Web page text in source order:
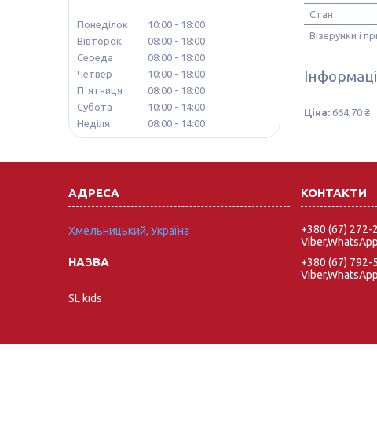
Стан
Візерунки і
Ціна: 664,70 ₴
Понеділок 10:00
18:00
Вівторок
08:00
18:00
Середа
08:00
18:00
Четвер
10:00
18:00
Пʼятниця
08:00
18:00
Субота
10:00
14:00
Неділя
08:00 14:00
Хмельницький, Україна
SL kids
+380 (67) 272-
+380 (67) 792-